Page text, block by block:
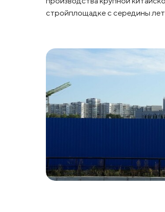
стройплощадке с середины